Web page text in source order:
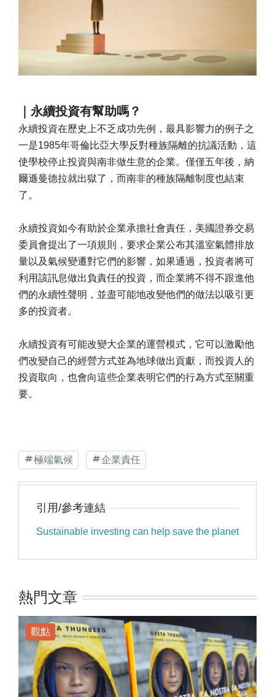
｜永續投資有幫助嗎？
永續投資在歷史上不乏成功先例，最具影響力的例子之
一是1985年哥倫比亞大學反對種族隔離的抗議活動，這
使學校停止投資與南非做生意的企業。僅僅五年後，納
爾遜曼德拉就出獄了，而南非的種族隔離制度也結束
了。
永續投資如今有助於企業承擔社會責任，美國證券交易
委員會提出了一項規則，要求企業公布其溫室氣體排放
量以及氣候變遷對它們的影響，如果通過，投資者將可
利用該訊息做出負責任的投資，而企業將不得不跟進他
們的永續性聲明，並盡可能地改變他們的做法以吸引更
多的投資者。
永續投資有可能改變大企業的運營模式，它可以激勵他
們改變自己的經營方式並為地球做出貢獻，而投資人的
投資取向，也會向這些企業表明它們的行為方式至關重
要。
極端氣候 企業責任
引用/參考連結
Sustainable investing can help save the planet
熱門文章
觀點